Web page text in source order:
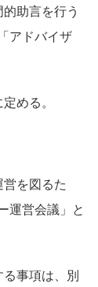
助言を行う
アドバイザ
める。
を図るた
運営会議」と
事項は、別